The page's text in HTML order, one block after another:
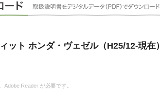
ット ホンダ・ヴェゼル（H25/12-現在）
Adobe Reader が必要です。